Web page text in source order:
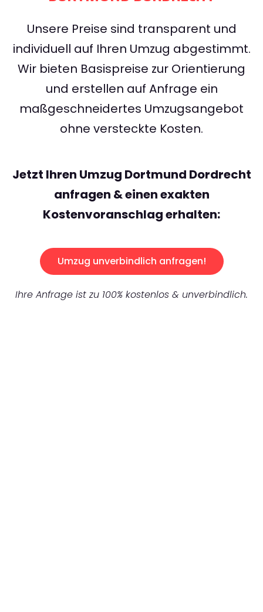
Unsere Preise sind transparent und
individuell auf Ihren Umzug abgestimmt.
Wir bieten Basispreise zur Orientierung
und erstellen auf Anfrage ein
maßgeschneidertes Umzugsangebot
ohne versteckte Kosten.
Jetzt Ihren Umzug Dortmund Dordrecht
anfragen & einen exakten
Kostenvoranschlag erhalten:
Umzug unverbindlich anfragen!
Ihre Anfrage ist zu 100% kostenlos & unverbindlich.